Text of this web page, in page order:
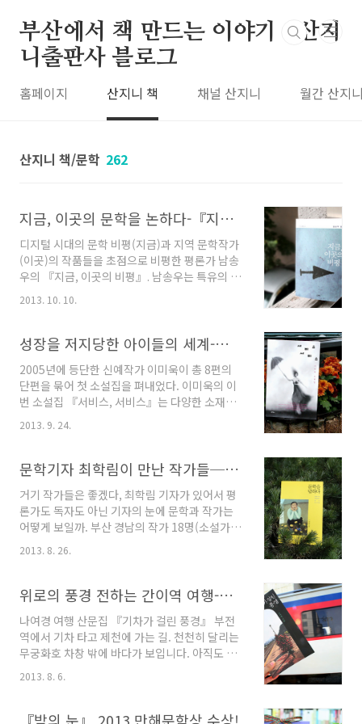
부산에서 책 만드는 이야기 : 산지
니출판사 블로그
홈페이지 산지니 책 채널 산지니 월간 산지
산지니 책/문학 262
지금, 이곳의 문학을 논하다-『지금, 이곳의 비평』(책 소개)
디지털 시대의 문학 비평(지금)과 지역 문학작가
(이곳)의 작품들을 초점으로 비평한 평론가 남송
우의 『지금, 이곳의 비평』. 남송우는 특유의 애
정 어린 시선과 예리한 분석을 통해 문학의 시대
성과 지역성을 고루 논하였다. 비평가는 이제 문
래하면서 문학의 범위가 문화로 확장되었고, 많
문학연구가 문화연구로 확대된 것이다. 평론가
남송우는 이처럼 문학과 문화의 혼용 현상 속에
서 문학 비평(지금)과 변방으로 밀려난 지역 문학
작가(이곳)의 작품들을 비평집 『지금, 이곳의 비
년대 비평가들의 평문을 비평1부 ‘비평과 세
계’에서는 200..
2013. 10. 10.
성장을 저지당한 아이들의 세계-『서비스, 서비스』(책 소개)
2005년에 등단한 신예작가 이미욱이 총 8편의
단편을 묶어 첫 소설집을 펴내었다. 이미욱의 이
번 소설집 『서비스, 서비스』는 다양한 소재들
의 조합과 함께, 가독성 있고 흡인력 있는 문체로
신진 소설가의 탄생을 예고한다. 오타쿠, 외모지
왕따 등 현대사회의 다양한 병리현상들을 젊은
고 시대를 떠다니는 영혼들을 깔끔하고 속도감
있는 문장들과 함께 펼쳐내 보이고 있다. 동시에
작품 속 등장인물들이 갖는 부단한 자의식을 통
해, 시대가 품고 있는 병폐를 소설가 특유의 감성
니메이션 의 TV판 차회예고에서 미사토라는 캐
릭터가 던..
2013. 9. 24.
문학기자 최학림이 만난 작가들─『문학을 탐하다』(책소개)
거기 작가들은 좋겠다, 최학림 기자가 있어서 평
론가도 독자도 아닌 기자의 눈에 문학과 작가는
어떻게 보일까. 부산 경남의 작가 18명(소설가 7
명, 시인 11명)을 소개한 산문집 『문학을 탐하
다』는 문학기자 최학림이 기자 생활 20년 동안
지역문화 기록이다. 술상을 넘어온 소설가 김곰
치, 알쏭달쏭한 고스톱 실력의 시인 엄국현, 카리
스마 넘치는 시인 박태일, 눈과 이에서 빛을 내뿜
는 소설가 정태규, 경계에 선 시인 조말선, 돌사자
엉덩이를 만지게 한 시인 김언희, 어눌한 듯 무한
한 소설가 조갑상……때로는 손가락이 그가 가리
2013. 8. 26.
위로의 풍경 전하는 간이역 여행-『기차가 걸린 풍경』(책소개)
나여경 여행 산문집 『기차가 걸린 풍경』 부전
역에서 기차 타고 제천에 가는 길. 천천히 달리는
무궁화호 차창 밖에 바다가 보입니다. 아직도 그
않았지만, 제가 여행한 최고의 기찻길. 달리는 기
동해남부선 복선화 공사로 해운대에서 송정구간
2013. 8. 6.